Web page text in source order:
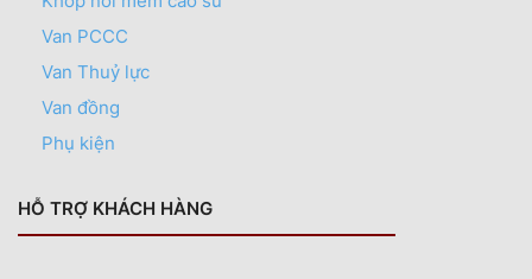
Van PCCC
Van Thuỷ lực
Van đồng
Phụ kiện
HỖ TRỢ KHÁCH HÀNG